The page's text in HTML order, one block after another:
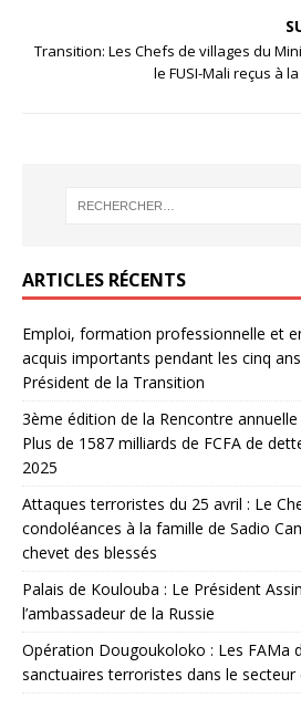
Transition: Les Chefs de villages du
le FUSI-Mali reçus à
ARTICLES RÉCENTS
Emploi, formation professionnelle et
acquis importants pendant les cinq
Président de la Transition
3ème édition de la Rencontre
Plus de 1587 milliards de FCFA de
2025
Attaques terroristes du 25 avril : Le
condoléances à la famille de Sadio
chevet des blessés
Palais de Koulouba : Le Président
l’ambassadeur de la Russie
Opération Dougoukoloko : Les FAMa
sanctuaires terroristes dans le secteur